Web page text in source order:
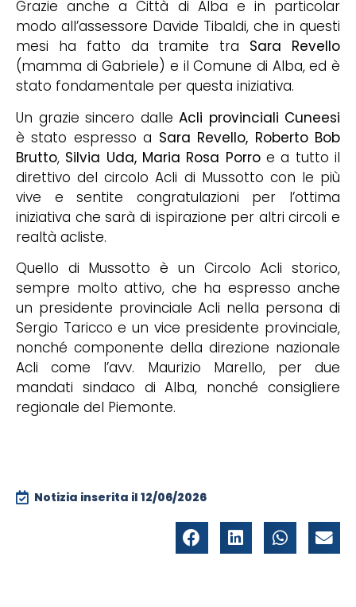
Grazie anche a Città di Alba e in particolar
modo all’assessore Davide Tibaldi, che in questi
mesi ha fatto da tramite tra Sara Revello
(mamma di Gabriele) e il Comune di Alba, ed è
stato fondamentale per questa iniziativa.
Un grazie sincero dalle Acli provinciali Cuneesi
è stato espresso a Sara Revello, Roberto Bob
Brutto, Silvia Uda, Maria Rosa Porroe a tutto il
direttivo del circolo Acli di Mussotto con le più
vive e sentite congratulazioni per l’ottima
iniziativa che sarà di ispirazione per altri circoli e
realtà acliste.
Quello di Mussotto è un Circolo Acli storico,
sempre molto attivo, che ha espresso anche
un presidente provinciale Acli nella persona di
Sergio Taricco e un vice presidente provinciale,
nonché componente della direzione nazionale
Acli come l’avv. Maurizio Marello, per due
mandati sindaco di Alba, nonché consigliere
regionale del Piemonte.
Notizia inserita il 12/06/2026